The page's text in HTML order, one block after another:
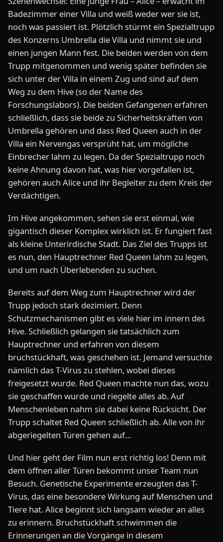
Badezimmer einer Villa und weiß weder wer sie ist,
noch was passiert ist. Plötzlich stürmt ein Spezialtrupp
des Konzerns Umbrella die Villa und nimmt sie und
einen jungen Mann fest. Die beiden werden von dem
Trupp mitgenommen und wenig später befinden sie
sich unter der Villa in einem Zug und sind auf dem
Weg zu dem Hive (so der Name des
Forschungslabors). Die beiden Gefangenen erfahren
schließlich, dass sie beide zu Sicherheitskräften von
Umbrella gehören und dass Red Queen auch in der
Villa ein Nervengas versprüht hat, um mögliche
Einbrecher lahm zu legen. Da der Spezialtrupp noch
keine Ahnung davon hat, was hier vorgefallen ist,
gehören auch Alice und ihr Begleiter zu dem Kreis der
Verdächtigen.
Im Hive angekommen, sehen sie erst einmal, wie
gigantisch dieser Komplex wirklich ist. Er fungiert fast
als kleine Unterirdische Stadt. Das Ziel des Trupps ist
es nun, den Hauptrechner Red Queen lahm zu legen,
und um nach Überlebenden zu suchen.
Bereits auf dem Weg zum Hauptrechner wird der
Trupp jedoch stark dezimiert. Denn
Schutzmechanismen gibt es viele hier im innern des
Hive. Schließlich gelangen sie tatsächlich zum
Hauptrechner und erfahren von diesem
bruchstückhaft, was geschehen ist. Jemand versuchte
nämlich das T-Virus zu stehlen, wobei dieses
freigesetzt wurde. Red Queen machte nun das, wozu
sie geschaffen wurde und riegelte alles ab. Auf
Menschenleben nahm sie dabei keine Rücksicht. Der
Trupp schaltet Red Queen schließlich ab. Alle von ihr
abgeriegelten Türen gehen auf…
Und hier geht der Film nun erst richtig los! Denn mit
dem öffnen aller Türen bekommt unser Team nun
Besuch. Genetische Experimente erzeugten das T-
Virus, das eine besondere Wirkung auf Menschen und
Tiere hat. Alice beginnt sich langsam wieder an alles
zu erinnern. Bruchstückhaft schwimmen die
Erinnerungen an die Vorgänge in diesem